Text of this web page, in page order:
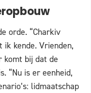
orde. “Charkiv
kende. Vrienden,
komt bij dat de
“Nu is er eenheid,
lidmaatschap